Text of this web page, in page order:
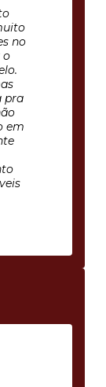
no
o
pra
em